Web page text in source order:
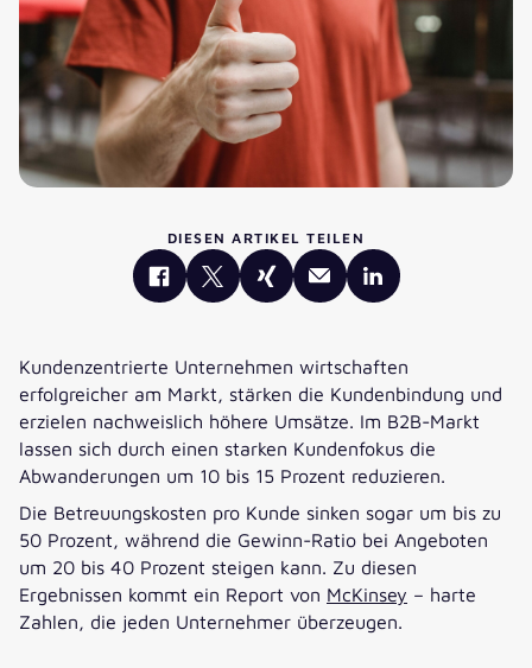
DIESEN ARTIKEL TEILEN
Kundenzentrierte Unternehmen wirtschaften
erfolgreicher am Markt, stärken die Kundenbindung und
erzielen nachweislich höhere Umsätze. Im B2B-Markt
lassen sich durch einen starken Kundenfokus die
Abwanderungen um 10 bis 15 Prozent reduzieren.
Die Betreuungskosten pro Kunde sinken sogar um bis zu
50 Prozent, während die Gewinn-Ratio bei Angeboten
um 20 bis 40 Prozent steigen kann. Zu diesen
Ergebnissen kommt ein Report von McKinsey – harte
Zahlen, die jeden Unternehmer überzeugen.